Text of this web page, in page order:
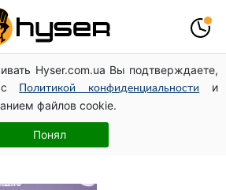
Hyser.com.ua Вы подтверждаете,
с
Политикой конфиденциальности
и
файлов cookie.
Понял